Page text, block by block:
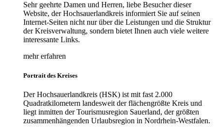
Sehr geehrte Damen und Herren, liebe Besucher dieser
Website, der Hochsauerlandkreis informiert Sie auf seinen
Internet-Seiten nicht nur über die Leistungen und die Struktur
der Kreisverwaltung, sondern bietet Ihnen auch viele weitere
interessante Links.
mehr erfahren
Portrait des Kreises
Der Hochsauerlandkreis (HSK) ist mit fast 2.000
Quadratkilometern landesweit der flächengrößte Kreis und
liegt inmitten der Tourismusregion Sauerland, der größten
zusammenhängenden Urlaubsregion in Nordrhein-Westfalen.